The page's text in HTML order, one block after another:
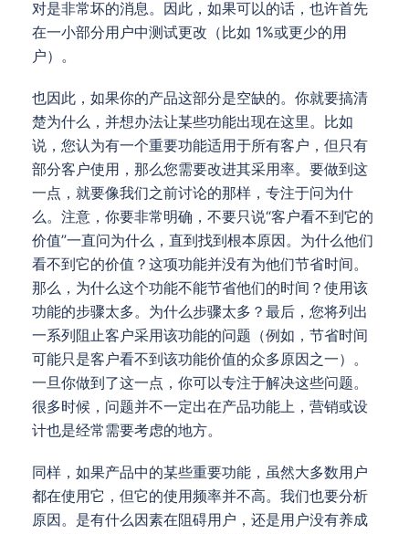
对是非常坏的消息。因此，如果可以的话，也许首先
在一小部分用户中测试更改（比如 1%或更少的用
户）。
也因此，如果你的产品这部分是空缺的。你就要搞清
楚为什么，并想办法让某些功能出现在这里。比如
说，您认为有一个重要功能适用于所有客户，但只有
部分客户使用，那么您需要改进其采用率。要做到这
一点，就要像我们之前讨论的那样，专注于问为什
么。注意，你要非常明确，不要只说“客户看不到它的
价值”一直问为什么，直到找到根本原因。为什么他们
看不到它的价值？这项功能并没有为他们节省时间。
那么，为什么这个功能不能节省他们的时间？使用该
功能的步骤太多。为什么步骤太多？最后，您将列出
一系列阻止客户采用该功能的问题（例如，节省时间
可能只是客户看不到该功能价值的众多原因之一）。
一旦你做到了这一点，你可以专注于解决这些问题。
很多时候，问题并不一定出在产品功能上，营销或设
计也是经常需要考虑的地方。
同样，如果产品中的某些重要功能，虽然大多数用户
都在使用它，但它的使用频率并不高。我们也要分析
原因。是有什么因素在阻碍用户，还是用户没有养成